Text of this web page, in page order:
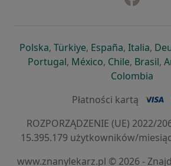
Polskaotwiera się w nowej karcie
, Türkiyeotwiera się w
, Españaotwiera
, Italia,
Portugalotwiera się w nowej
, Méxicootwiera się w
, Chileotwiera
, Brasil,
Colombia
Płatności kartą
ROZPORZĄDZENIE (UE) 2022/
15.395.179 użytkowników/
www.znanylekarz.pl © 2026 -